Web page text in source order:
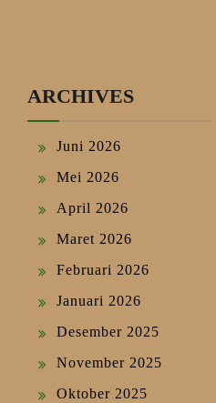
ARCHIVES
Juni 2026
Mei 2026
April 2026
Maret 2026
Februari 2026
Januari 2026
Desember 2025
November 2025
Oktober 2025